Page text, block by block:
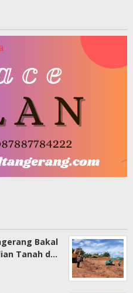
Bakal
Tanah d…